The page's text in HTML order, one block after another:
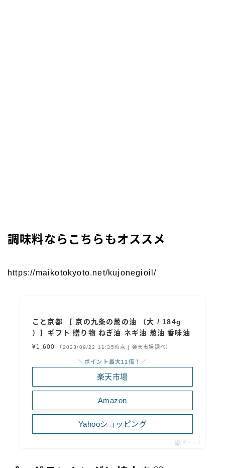
調味料ならこちらもオススメ
https://maikotokyoto.net/kujonegioil/
こと京都 【 京の九条の葱の油 （大 / 184g
）】ギフト 贈り物 ねぎ油 ネギ油 葱油 香味油
¥1,600 （2023/09/22 11:35時点 | 楽天市場調べ）
Amazon
＼ポイント最大11倍！／
楽天市場
Yahooショッピング
ポチップ